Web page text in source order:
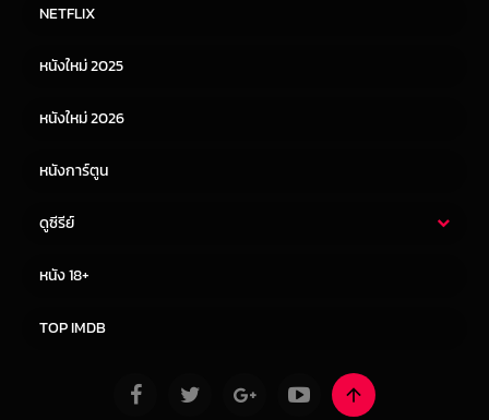
หนังจีน
NETFLIX
หนังใหม่ 2025
หนังใหม่ 2026
หนังการ์ตูน
ดูซีรีย์
หนัง 18+
TOP IMDB